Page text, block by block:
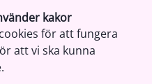
kakor
för att fungera
att vi ska kunna